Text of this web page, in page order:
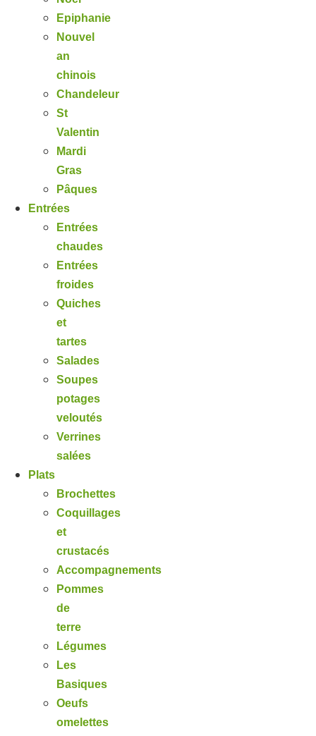
Epiphanie
Nouvel
an
chinois
Chandeleur
St
Valentin
Mardi
Gras
Pâques
Entrées
Entrées
chaudes
Entrées
froides
Quiches
et
tartes
Salades
Soupes
potages
veloutés
Verrines
salées
Plats
Brochettes
Coquillages
et
crustacés
Accompagnements
Pommes
de
terre
Légumes
Les
Basiques
Oeufs
omelettes